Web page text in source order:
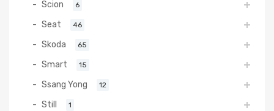
Scion 6
Seat 46
Skoda 65
Smart 15
Ssang Yong 12
Still 1